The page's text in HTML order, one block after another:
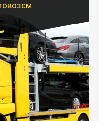
Логистик – это
доставить несколько
поездку в другой